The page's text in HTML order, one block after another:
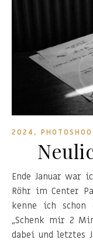
2024 ,
Ende Januar war ich auf einem Workshop von Manolito
Röhr im Center
kenne ich
„Schenk mir 2
dabei und letztes